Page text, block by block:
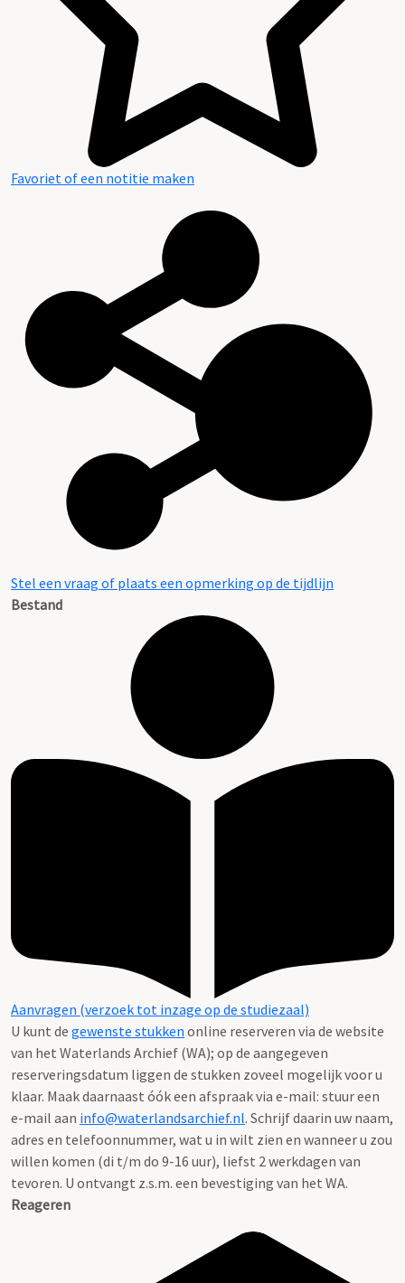
Favoriet of een notitie maken
Stel een vraag of plaats een opmerking op de tijdlijn
Bestand
Aanvragen (verzoek tot inzage op de studiezaal)
U kunt de gewenste stukken online reserveren via de website
van het Waterlands Archief (WA); op de aangegeven
reserveringsdatum liggen de stukken zoveel mogelijk voor u
klaar. Maak daarnaast óók een afspraak via e-mail: stuur een
e-mail aan info@waterlandsarchief.nl. Schrijf daarin uw naam,
adres en telefoonnummer, wat u in wilt zien en wanneer u zou
willen komen (di t/m do 9-16 uur), liefst 2 werkdagen van
tevoren. U ontvangt z.s.m. een bevestiging van het WA.
Reageren